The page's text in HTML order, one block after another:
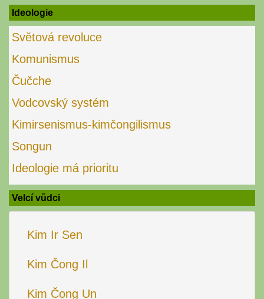
for:
Ideologie
Světová revoluce
Komunismus
Čučche
Vodcovský systém
Kimirsenismus-kimčongilismus
Songun
Ideologie má prioritu
Velcí vůdci
Kim Ir Sen
Kim Čong Il
Kim Čong Un